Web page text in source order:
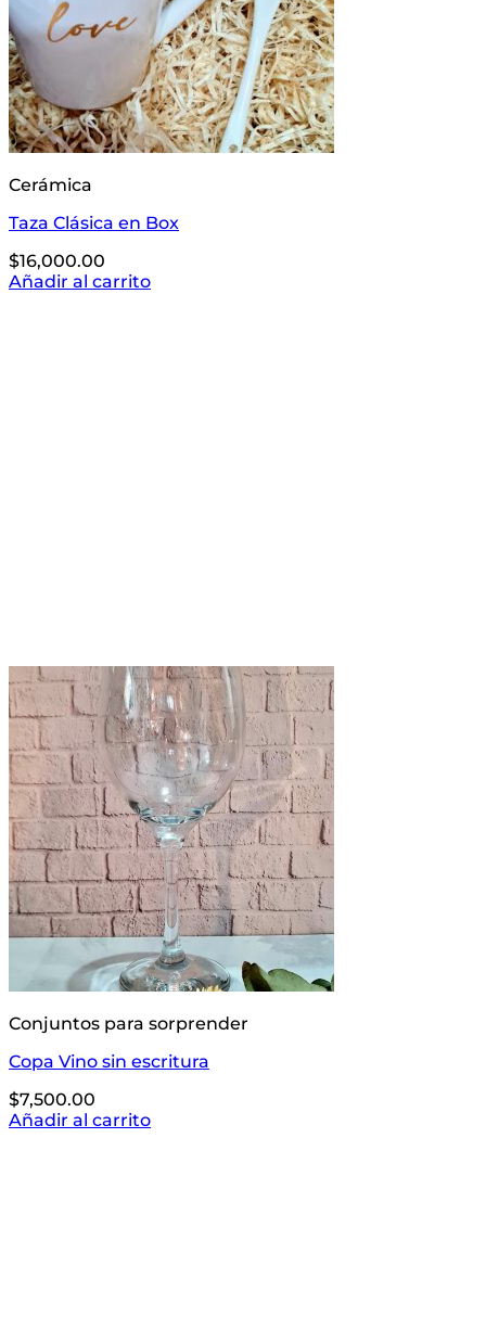
Cerámica
Taza Clásica en Box
$16,000.00
Añadir al carrito
Conjuntos para sorprender
Copa Vino sin escritura
$7,500.00
Añadir al carrito